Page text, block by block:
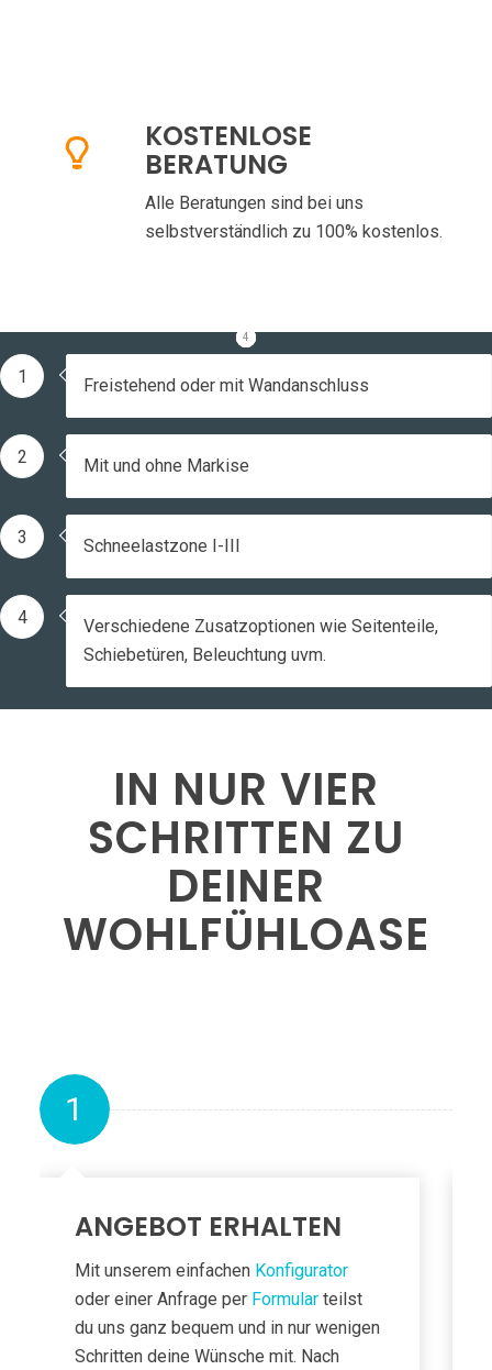
KOSTENLOSE
BERATUNG
Alle Beratungen sind bei uns
selbstverständlich zu 100% kostenlos.
1
2
3
4
1 Freistehend oder mit Wandanschluss
2 Mit und ohne Markise
3 Schneelastzone I-III
4
Verschiedene Zusatzoptionen wie Seitenteile,
Schiebetüren, Beleuchtung uvm.
IN NUR VIER
SCHRITTEN ZU
DEINER
WOHLFÜHL­OASE
1
ANGEBOT ERHALTEN
Mit unserem einfachen Konfigurator
oder einer Anfrage per Formularteilst
du uns ganz bequem und in nur wenigen
Schritten deine Wünsche mit. Nach